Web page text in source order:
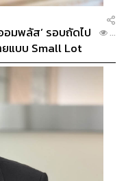
มพลัส’ รอบถัดไป
ยแบบ Small Lot
...